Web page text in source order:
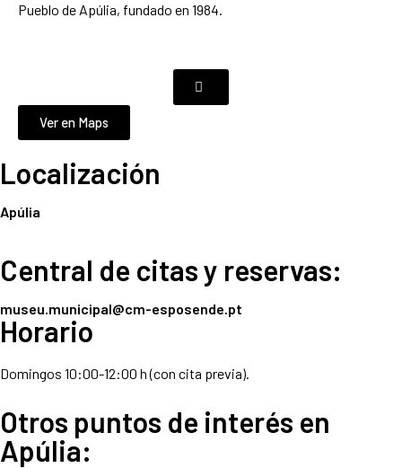
Pueblo de Apúlia, fundado en 1984.
Ver en Maps
Localización
Apúlia
Central de citas y reservas:
museu.municipal@cm-esposende.pt
Horario
Domingos 10:00-12:00 h (con cita previa).
Otros puntos de interés en
Apúlia: